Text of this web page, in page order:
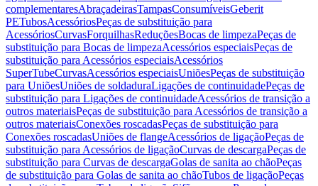
complementaresAbraçadeirasTampasConsumíveisGeberit
PETubosAcessóriosPeças de substituição para
AcessóriosCurvasForquilhasReduçõesBocas de limpezaPeças de
substituição para Bocas de limpezaAcessórios especiaisPeças de
substituição para Acessórios especiaisAcessórios
SuperTubeCurvasAcessórios especiaisUniõesPeças de substituição
para UniõesUniões de soldaduraLigações de continuidadePeças de
substituição para Ligações de continuidadeAcessórios de transição a
outros materiaisPeças de substituição para Acessórios de transição a
outros materiaisConexões roscadasPeças de substituição para
Conexões roscadasUniões de flangeAcessórios de ligaçãoPeças de
substituição para Acessórios de ligaçãoCurvas de descargaPeças de
substituição para Curvas de descargaGolas de sanita ao chãoPeças
de substituição para Golas de sanita ao chãoTubos de ligaçãoPeças